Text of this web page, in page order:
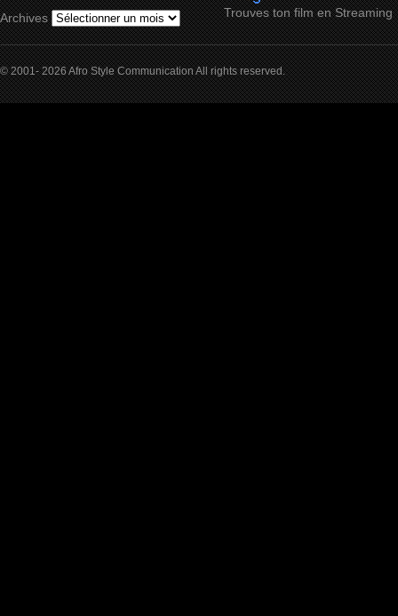
Archives
Trouves ton film en Streaming
© 2001- 2026 Afro Style Communication All rights reserved.